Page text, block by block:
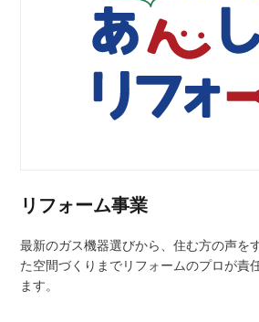
リフォーム事業
最新のガス機器選びから、住む方の声を
た空間づくりまでリフォームのプロが責
ます。